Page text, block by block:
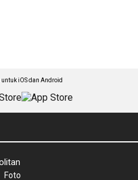
iOS dan Android
Foto